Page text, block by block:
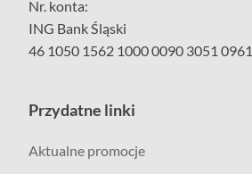
Nr. konta:
ING Bank Śląski
46 1050 1562 1000 0090 3051 0961
Przydatne linki
Aktualne promocje